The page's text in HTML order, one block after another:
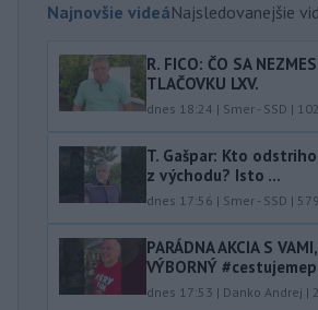
Najnovšie videáNajsledovanejšie
R. FICO: ČO SA
TLAČOVKU LXV.
dnes 18:24 | Smer - SSD |
T. Gašpar: Kto
z východu? Isto ...
dnes 17:56 | Smer - SSD |
PARÁDNA AKCIA S
VÝBORNÝ
dnes 17:53 | Danko Andrej |